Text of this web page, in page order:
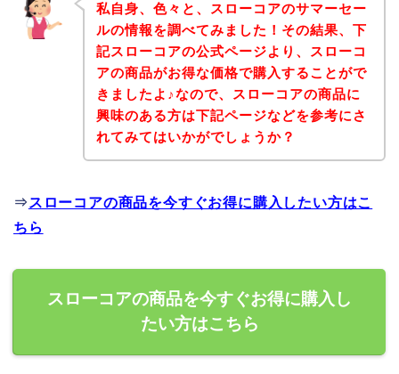
私自身、色々と、スローコアのサマーセー
ルの情報を調べてみました！その結果、下
記スローコアの公式ページより、スローコ
アの商品がお得な価格で購入することがで
きましたよ♪なので、スローコアの商品に
興味のある方は下記ページなどを参考にさ
れてみてはいかがでしょうか？
⇒ スローコアの商品を今すぐお得に購入したい方はこ
ちら
スローコアの商品を今すぐお得に購入し
たい方はこちら